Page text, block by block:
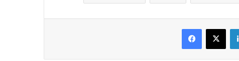
Facebook
X